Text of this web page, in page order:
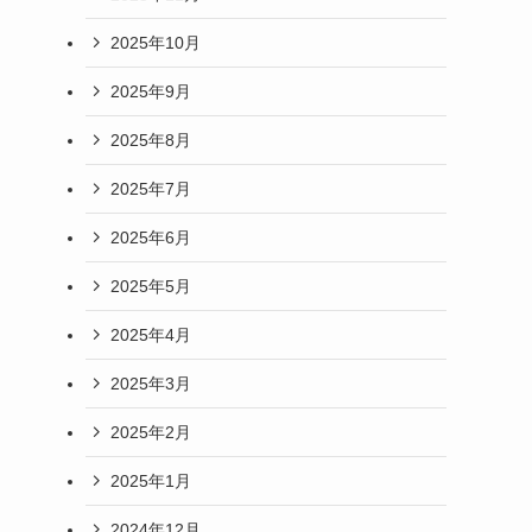
2025年10月
2025年9月
2025年8月
2025年7月
2025年6月
2025年5月
2025年4月
2025年3月
2025年2月
2025年1月